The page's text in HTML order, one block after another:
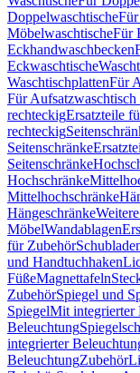
Doppelwaschtische
MöbelwaschtischeFür
Eckhandwaschbecken
Eckwaschtische
WaschtischplattenFür
Für
rechteckigErsatzteile
rechteckig
Seitenschränke
Seitenschränke
Hochschränke
Mittelhochschränke
Hängeschränke
MöbelWandablagen
für Zubehör
und Handtuchhaken
FüßeMagnettafeln
ZubehörSpiegel und
SpiegelMit integrierter
Beleuchtung
integrierter
BeleuchtungZubehör